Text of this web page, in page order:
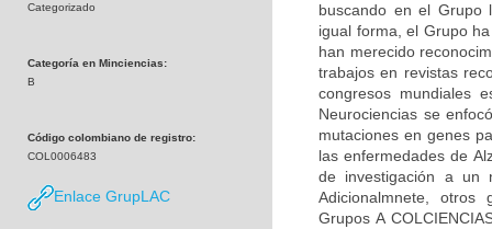
Categorizado
Categoría en Minciencias:
B
Código colombiano de registro:
COL0006483
Enlace GrupLAC
buscando en el Grupo
igual forma, el Grupo
han merecido
trabajos en revistas
congresos mundiales
Neurociencias se
mutaciones en genes
las enfermedades de
de investigación a un
Adicionalmnete, otros
Grupos A